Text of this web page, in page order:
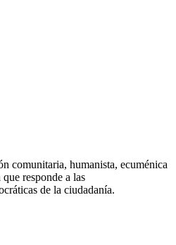
comunitaria, humanista, ecuménica
responde a las
de la ciudadanía.